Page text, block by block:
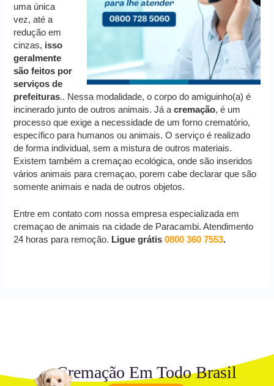
uma única
vez, até a
redução em
cinzas, isso
geralmente
são feitos por
serviços de
prefeituras.. Nessa modalidade, o corpo do amiguinho(a) é
incinerado junto de outros animais. Já acremação, é um
processo que exige a necessidade de um forno crematório,
específico para humanos ou animais. O serviço é realizado
de forma individual, sem a mistura de outros materiais.
Existem também a cremaçao ecológica, onde são inseridos
vários animais para cremaçao, porem cabe declarar que são
somente animais e nada de outros objetos.
Entre em contato com nossa empresa especializada em
cremaçao de animais na cidade de Paracambi. Atendimento
24 horas para remoção. Ligue grátis0800 360 7553.
Cremação Em Todo Brasil